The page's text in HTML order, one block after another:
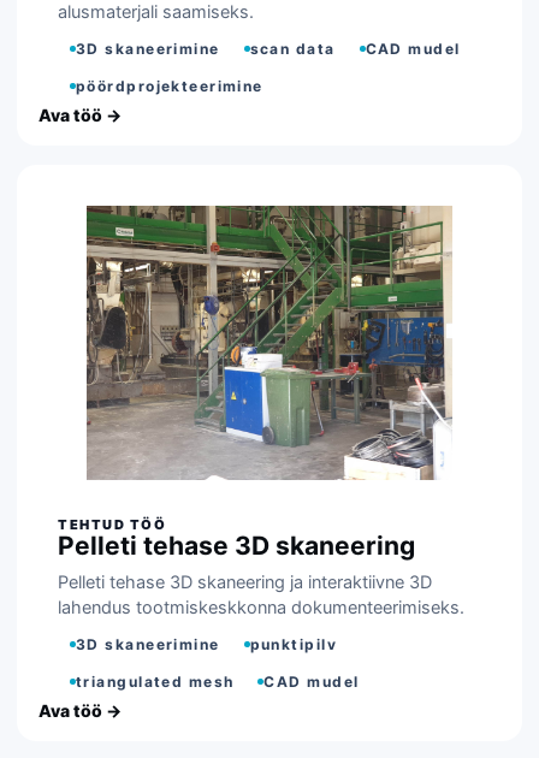
alusmaterjali saamiseks.
3D skaneerimine scan data CAD mudel
pöördprojekteerimine
Pelleti tehase 3D skaneering
Pelleti tehase 3D skaneering ja interaktiivne 3D
lahendus tootmiskeskkonna dokumenteerimiseks.
3D skaneerimine punktipilv
triangulated mesh CAD mudel